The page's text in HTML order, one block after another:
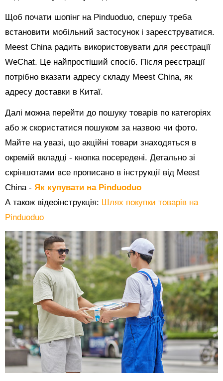
Щоб почати шопінг на Pinduoduo, спершу треба
встановити мобільний застосунок і зареєструватися.
Meest China радить використовувати для реєстрації
WeChat. Це найпростіший спосіб. Після реєстрації
потрібно вказати адресу складу Meest China, як
адресу доставки в Китаї.
Далі можна перейти до пошуку товарів по категоріях
або ж скористатися пошуком за назвою чи фото.
Майте на увазі, що акційні товари знаходяться в
окремій вкладці - кнопка посередені. Детально зі
скріншотами все прописано в інструкції від Meest
China - Як купувати на Pinduoduo
А також відеоінструкція: Шлях покупки товарів на
Pinduoduo